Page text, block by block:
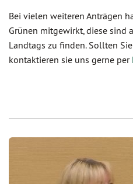
Bei vielen weiteren Anträgen
Grünen mitgewirkt, diese sind
Landtags zu finden. Sollten
kontaktieren sie uns gerne per